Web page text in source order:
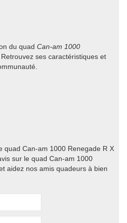
du quad Can-am 1000
. Retrouvez ses caractéristiques et
quad Can-am 1000 Renegade R X
sur le quad Can-am 1000
aidez nos amis quadeurs à bien